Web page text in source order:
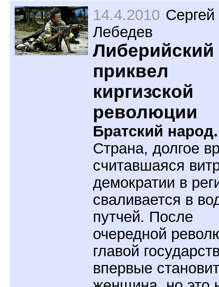
14.4.2010 Сергей
Лебедев
Либерийский
приквел
киргизской
революции
Братский народ.
Страна, долгое
считавшаяся
демократии в
сваливается в
путчей. После
очередной
главой
впервые